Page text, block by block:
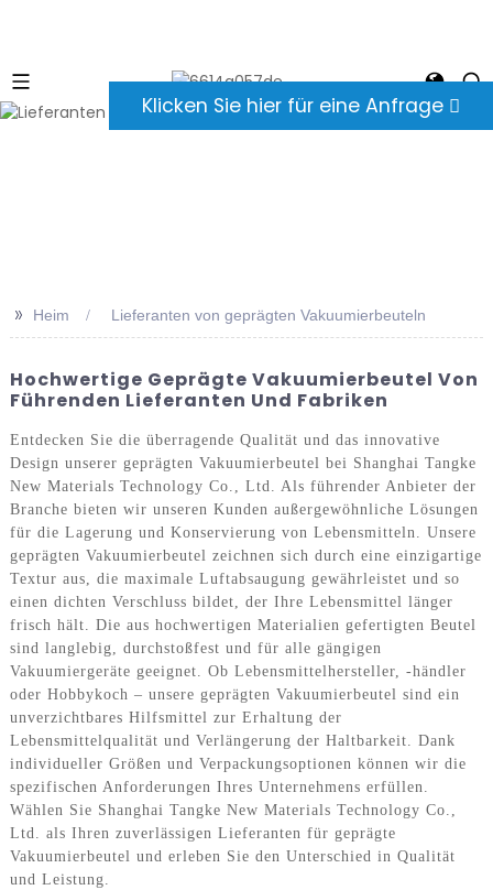
Klicken Sie hier für eine Anfrage
>> Heim Lieferanten von geprägten Vakuumierbeuteln
Hochwertige Geprägte Vakuumierbeutel Von
Führenden Lieferanten Und Fabriken
Entdecken Sie die überragende Qualität und das innovative
Design unserer geprägten Vakuumierbeutel bei Shanghai Tangke
New Materials Technology Co., Ltd. Als führender Anbieter der
Branche bieten wir unseren Kunden außergewöhnliche Lösungen
für die Lagerung und Konservierung von Lebensmitteln. Unsere
geprägten Vakuumierbeutel zeichnen sich durch eine einzigartige
Textur aus, die maximale Luftabsaugung gewährleistet und so
einen dichten Verschluss bildet, der Ihre Lebensmittel länger
frisch hält. Die aus hochwertigen Materialien gefertigten Beutel
sind langlebig, durchstoßfest und für alle gängigen
Vakuumiergeräte geeignet. Ob Lebensmittelhersteller, -händler
oder Hobbykoch – unsere geprägten Vakuumierbeutel sind ein
unverzichtbares Hilfsmittel zur Erhaltung der
Lebensmittelqualität und Verlängerung der Haltbarkeit. Dank
individueller Größen und Verpackungsoptionen können wir die
spezifischen Anforderungen Ihres Unternehmens erfüllen.
Wählen Sie Shanghai Tangke New Materials Technology Co.,
Ltd. als Ihren zuverlässigen Lieferanten für geprägte
Vakuumierbeutel und erleben Sie den Unterschied in Qualität
und Leistung.